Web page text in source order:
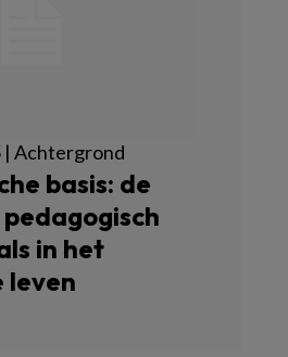
| Achtergrond
basis: de
in het
leven